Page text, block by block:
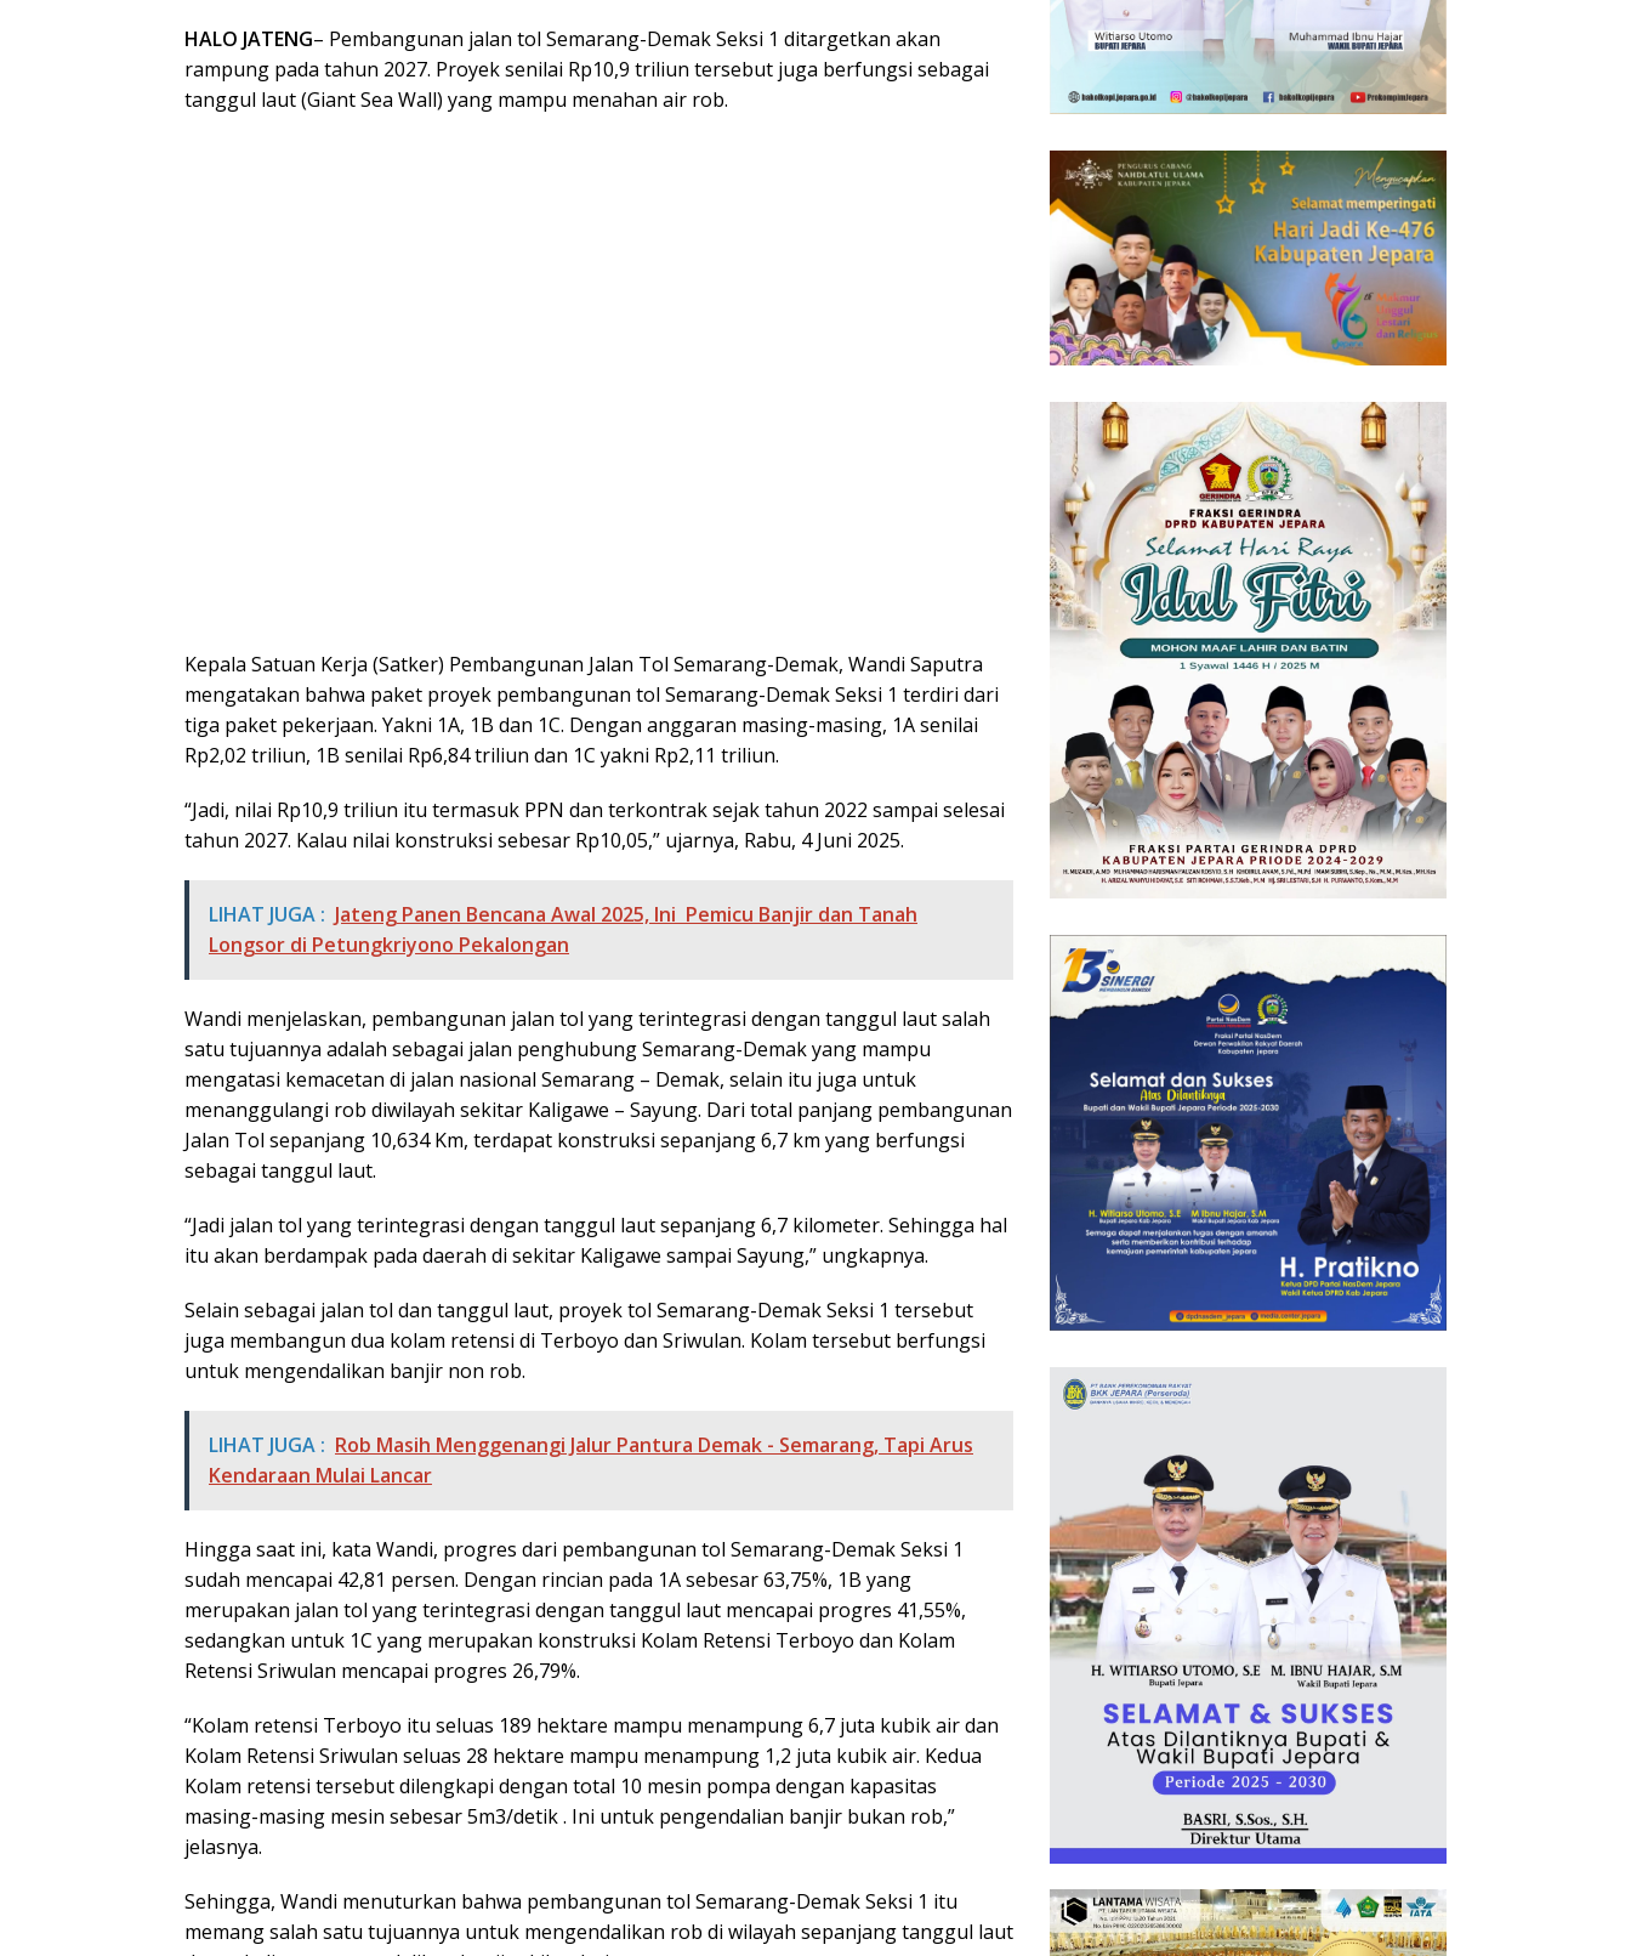
HALO JATENG– Pembangunan jalan tol Semarang-Demak Seksi 1 ditargetkan akan
rampung pada tahun 2027. Proyek senilai Rp10,9 triliun tersebut juga berfungsi sebagai
tanggul laut (Giant Sea Wall) yang mampu menahan air rob.
Kepala Satuan Kerja (Satker) Pembangunan Jalan Tol Semarang-Demak, Wandi Saputra
mengatakan bahwa paket proyek pembangunan tol Semarang-Demak Seksi 1 terdiri dari
tiga paket pekerjaan. Yakni 1A, 1B dan 1C. Dengan anggaran masing-masing, 1A senilai
Rp2,02 triliun, 1B senilai Rp6,84 triliun dan 1C yakni Rp2,11 triliun.
“Jadi, nilai Rp10,9 triliun itu termasuk PPN dan terkontrak sejak tahun 2022 sampai selesai
tahun 2027. Kalau nilai konstruksi sebesar Rp10,05,” ujarnya, Rabu, 4 Juni 2025.
LIHAT JUGA : Jateng Panen Bencana Awal 2025, Ini Pemicu Banjir dan Tanah
Longsor di Petungkriyono Pekalongan
Wandi menjelaskan, pembangunan jalan tol yang terintegrasi dengan tanggul laut salah
satu tujuannya adalah sebagai jalan penghubung Semarang-Demak yang mampu
mengatasi kemacetan di jalan nasional Semarang – Demak, selain itu juga untuk
menanggulangi rob diwilayah sekitar Kaligawe – Sayung. Dari total panjang pembangunan
Jalan Tol sepanjang 10,634 Km, terdapat konstruksi sepanjang 6,7 km yang berfungsi
sebagai tanggul laut.
“Jadi jalan tol yang terintegrasi dengan tanggul laut sepanjang 6,7 kilometer. Sehingga hal
itu akan berdampak pada daerah di sekitar Kaligawe sampai Sayung,” ungkapnya.
Selain sebagai jalan tol dan tanggul laut, proyek tol Semarang-Demak Seksi 1 tersebut
juga membangun dua kolam retensi di Terboyo dan Sriwulan. Kolam tersebut berfungsi
untuk mengendalikan banjir non rob.
LIHAT JUGA : Rob Masih Menggenangi Jalur Pantura Demak - Semarang, Tapi Arus
Kendaraan Mulai Lancar
Hingga saat ini, kata Wandi, progres dari pembangunan tol Semarang-Demak Seksi 1
sudah mencapai 42,81 persen. Dengan rincian pada 1A sebesar 63,75%, 1B yang
merupakan jalan tol yang terintegrasi dengan tanggul laut mencapai progres 41,55%,
sedangkan untuk 1C yang merupakan konstruksi Kolam Retensi Terboyo dan Kolam
Retensi Sriwulan mencapai progres 26,79%.
“Kolam retensi Terboyo itu seluas 189 hektare mampu menampung 6,7 juta kubik air dan
Kolam Retensi Sriwulan seluas 28 hektare mampu menampung 1,2 juta kubik air. Kedua
Kolam retensi tersebut dilengkapi dengan total 10 mesin pompa dengan kapasitas
masing-masing mesin sebesar 5m3/detik . Ini untuk pengendalian banjir bukan rob,”
jelasnya.
Sehingga, Wandi menuturkan bahwa pembangunan tol Semarang-Demak Seksi 1 itu
memang salah satu tujuannya untuk mengendalikan rob di wilayah sepanjang tanggul laut